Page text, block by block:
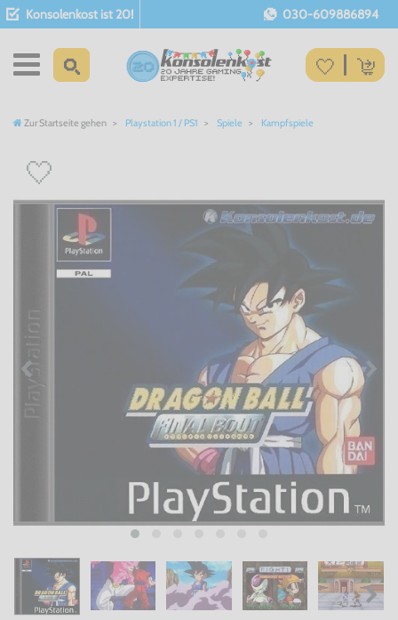
Konsolenkost ist 20! 030-609886894
Zur Startseite gehen Playstation 1 / PS1 Spiele Kampfspiele